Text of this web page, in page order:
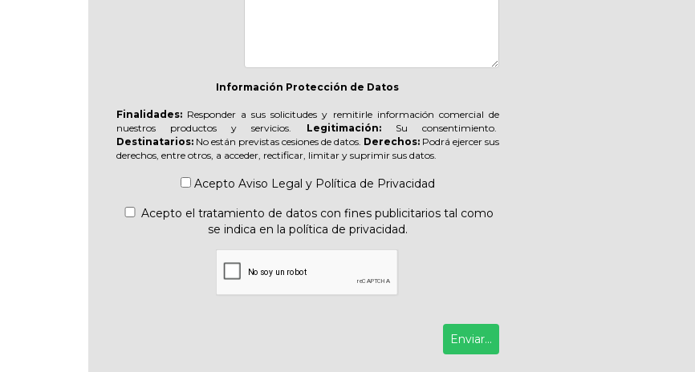
Información Protección de Datos
Finalidades:Responder a sus solicitudes y remitirle información comercial de
nuestros productos y servicios. Legitimación:Su consentimiento.
Destinatarios:No están previstas cesiones de datos. Derechos:Podrá ejercer sus
derechos, entre otros, a acceder, rectificar, limitar y suprimir sus datos.
Acepto Aviso Legal y Política de Privacidad
Acepto el tratamiento de datos con fines publicitarios tal como
se indica en la política de privacidad.